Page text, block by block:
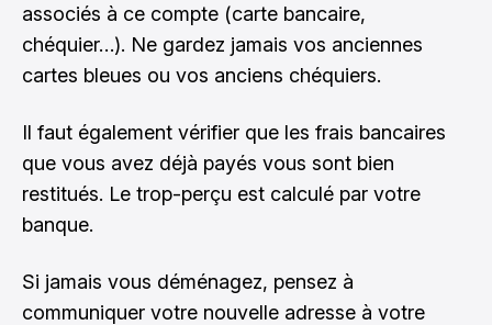
associés à ce compte (carte bancaire,
chéquier…). Ne gardez jamais vos anciennes
cartes bleues ou vos anciens chéquiers.
Il faut également vérifier que les frais bancaires
que vous avez déjà payés vous sont bien
restitués. Le trop-perçu est calculé par votre
banque.
Si jamais vous déménagez, pensez à
communiquer votre nouvelle adresse à votre